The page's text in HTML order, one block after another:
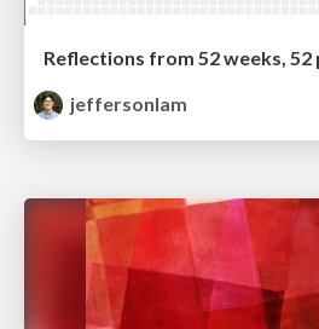
Reflections from 52 weeks,
jeffersonlam